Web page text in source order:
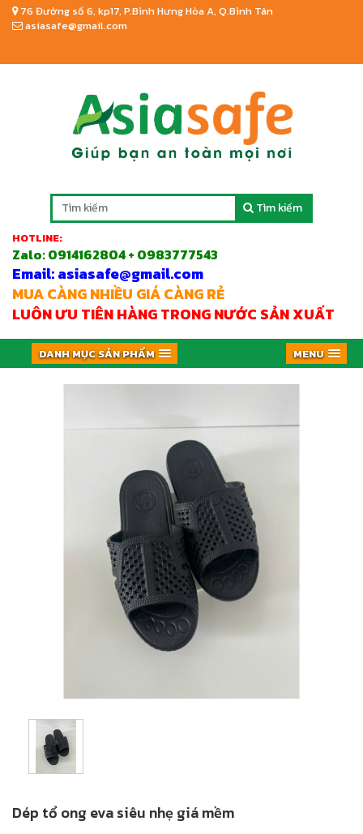
76 Đường số 6, kp17, P.Bình Hưng Hòa A, Q.Bình Tân
asiasafe@gmail.com
Tìm kiếm
HOTLINE:
Zalo:0914162804 + 0983777543
Email: asiasafe@gmail.com
MUA CÀNG NHIỀU GIÁ CÀNG RẺ
LUÔN ƯU TIÊN HÀNG TRONG NƯỚC SẢN XUẤT
DANH MỤC SẢN PHẨM MENU
Dép tổ ong eva siêu nhẹ giá mềm